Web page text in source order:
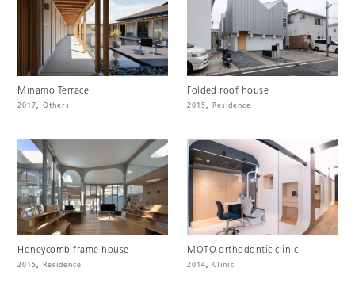
Minamo Terrace
2017, Others
Folded roof house
2015, Residence
Honeycomb frame house
2015, Residence
MOTO orthodontic clinic
2014, Clinic